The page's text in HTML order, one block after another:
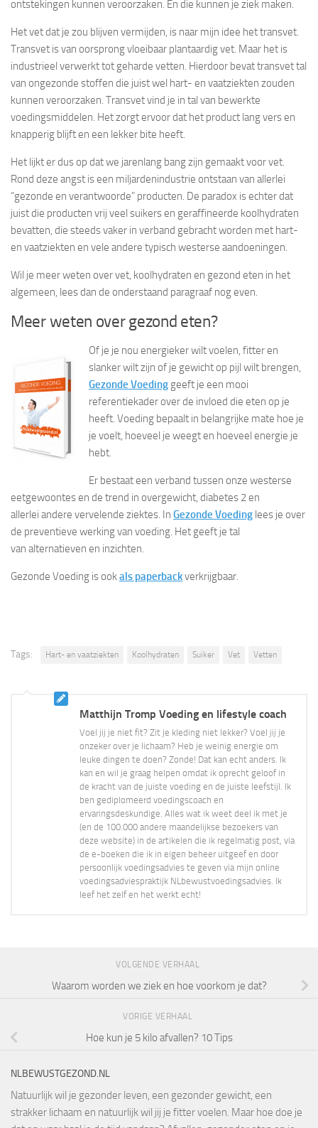
ontstekingen kunnen veroorzaken. En die kunnen je ziek maken.
Het vet dat je zou blijven vermijden, is naar mijn idee het transvet.
Transvet is van oorsprong vloeibaar plantaardig vet. Maar het is
industrieel verwerkt tot geharde vetten. Hierdoor bevat transvet tal
van ongezonde stoffen die juist wel hart- en vaatziekten zouden
kunnen veroorzaken. Transvet vind je in tal van bewerkte
voedingsmiddelen. Het zorgt ervoor dat het product lang vers en
knapperig blijft en een lekker bite heeft.
Het lijkt er dus op dat we jarenlang bang zijn gemaakt voor vet.
Rond deze angst is een miljardenindustrie ontstaan van allerlei
“gezonde en verantwoorde” producten. De paradox is echter dat
juist die producten vrij veel suikers en geraffineerde koolhydraten
bevatten, die steeds vaker in verband gebracht worden met hart-
en vaatziekten en vele andere typisch westerse aandoeningen.
Wil je meer weten over vet, koolhydraten en gezond eten in het
algemeen, lees dan de onderstaand paragraaf nog even.
Meer weten over gezond eten?
Of je je nou energieker wilt voelen, fitter en
slanker wilt zijn of je gewicht op pijl wilt brengen,
Gezonde Voeding geeft je een mooi
referentiekader over de invloed die eten op je
heeft. Voeding bepaalt in belangrijke mate hoe je
je voelt, hoeveel je weegt en hoeveel energie je
hebt.
Er bestaat een verband tussen onze westerse
eetgewoontes en de trend in overgewicht, diabetes 2 en
allerlei andere vervelende ziektes. In Gezonde Voeding lees je over
de preventieve werking van voeding. Het geeft je tal
van alternatieven en inzichten.
Gezonde Voeding is ookals paperbackverkrijgbaar.
Tags: Hart- en vaatziekten Koolhydraten Suiker Vet Vetten
Matthijn Tromp Voeding en lifestyle coach
Voel jij je niet fit? Zit je kleding niet lekker? Voel jij je
onzeker over je lichaam? Heb je weinig energie om
leuke dingen te doen? Zonde! Dat kan echt anders. Ik
kan en wil je graag helpen omdat ik oprecht geloof in
de kracht van de juiste voeding en de juiste leefstijl. Ik
ben gediplomeerd voedingscoach en
ervaringsdeskundige. Alles wat ik weet deel ik met je
(en de 100.000 andere maandelijkse bezoekers van
deze website) in de artikelen die ik regelmatig post, via
de e-boeken die ik in eigen beheer uitgeef en door
persoonlijk voedingsadvies te geven via mijn online
voedingsadviespraktijk NLbewustvoedingsadvies. Ik
leef het zelf en het werkt echt!
VOLGENDE VERHAAL
Waarom worden we ziek en hoe voorkom je dat?
VORIGE VERHAAL
Hoe kun je 5 kilo afvallen? 10 Tips
NLBEWUSTGEZOND.NL
Natuurlijk wil je gezonder leven, een gezonder gewicht, een
strakker lichaam en natuurlijk wil jij je fitter voelen. Maar hoe doe je